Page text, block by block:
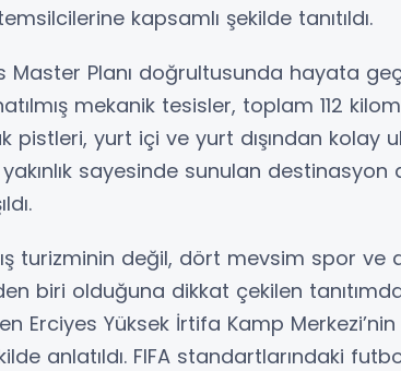
kapsamlı şekilde tanıtıldı.
Master Planı doğrultusunda hayata
mekanik tesisler, toplam 112
pistleri, yurt içi ve yurt dışından kolay
sayesinde sunulan destinasyon
turizminin değil, dört mevsim spor
biri olduğuna dikkat çekilen
Erciyes Yüksek İrtifa Kamp
anlatıldı. FIFA standartlarındaki